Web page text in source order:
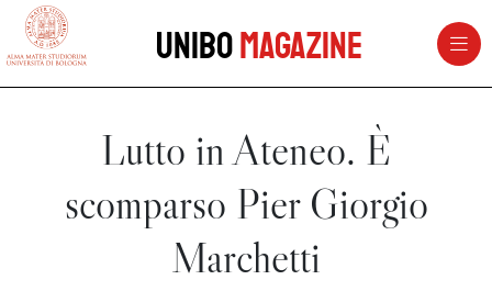
vai al contenuto della pagina
UniboMagazine
Lutto in Ateneo. È
scomparso Pier Giorgio
Marchetti